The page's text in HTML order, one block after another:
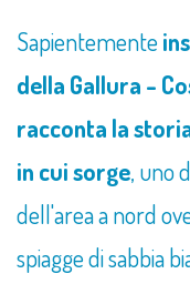
Sapientemente
della Gallura -
racconta la
in cui sorge, uno
dell'area a nord
spiagge di sabbia